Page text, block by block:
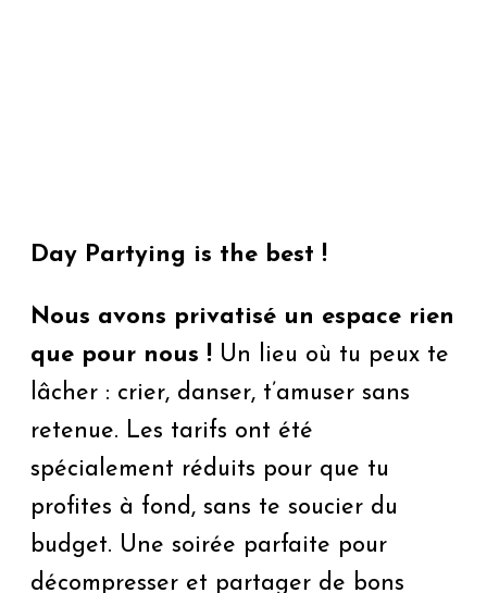
Day Partying is the best !
Nous avons privatisé un espace rien
que pour nous ! Un lieu où tu peux te
lâcher : crier, danser, t’amuser sans
retenue. Les tarifs ont été
spécialement réduits pour que tu
profites à fond, sans te soucier du
budget. Une soirée parfaite pour
décompresser et partager de bons